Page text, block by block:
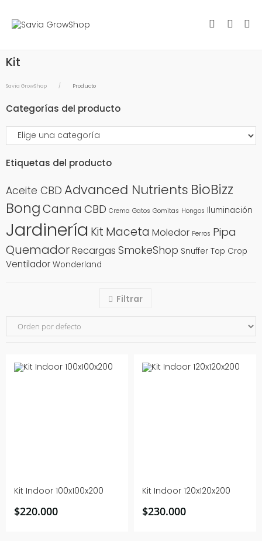
Kit
Savia GrowShop Producto
Categorías del producto
Etiquetas del producto
Aceite CBD Advanced Nutrients BioBizz
BongCanna CBD Crema Gatos Gomitas Hongos Iluminación
Jardinería Kit Maceta Moledor Perros Pipa
QuemadorRecargas SmokeShop Snuffer Top Crop
Ventilador Wonderland
Filtrar
Kit Indoor 100x100x200
$220.000
Kit Indoor 120x120x200
$230.000